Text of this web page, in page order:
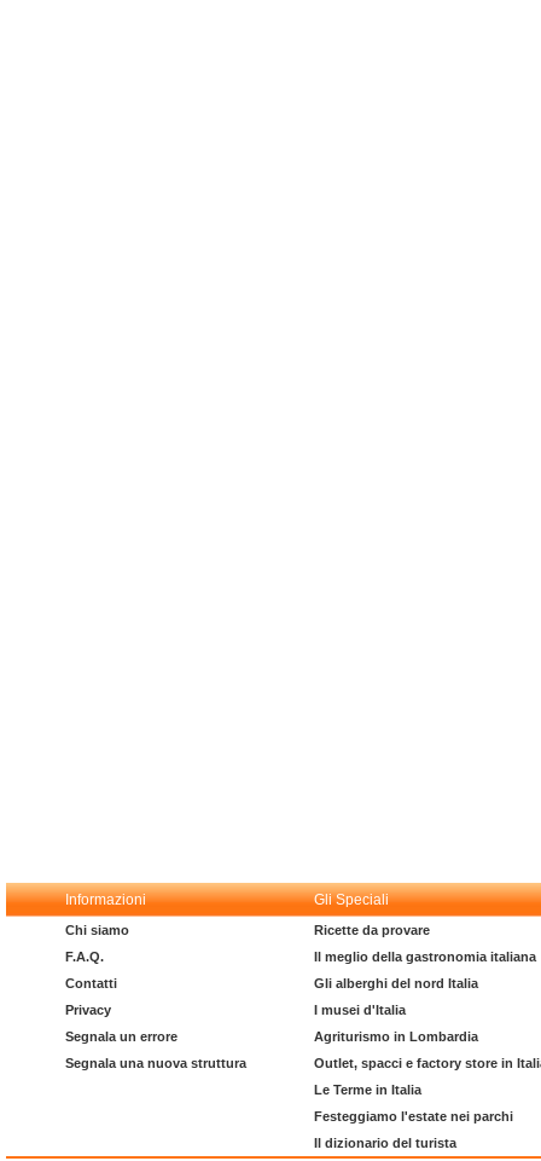
Informazioni Gli Speciali
Chi siamo
F.A.Q.
Contatti
Privacy
Segnala un errore
Segnala una nuova struttura
Ricette da provare
Il meglio della gastronomia italiana
Gli alberghi del nord Italia
I musei d'Italia
Agriturismo in Lombardia
Outlet, spacci e factory store in
Le Terme in Italia
Festeggiamo l'estate nei parchi
Il dizionario del turista